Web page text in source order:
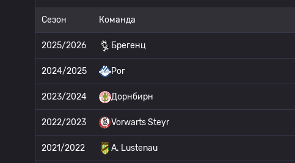
Сезон Команда
2025/2026 Брегенц
2024/2025 Рог
2023/2024 Дорнбирн
2022/2023 Vorwarts Steyr
2021/2022 A. Lustenau